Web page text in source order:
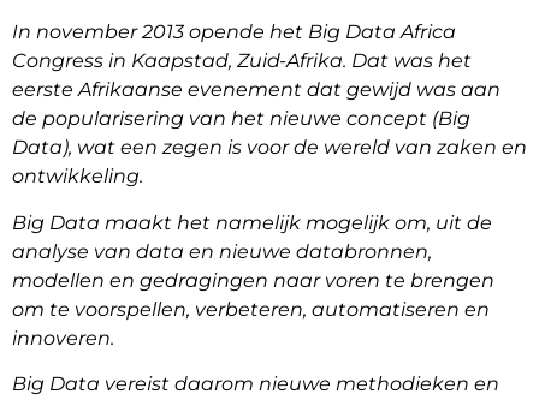
In november 2013 opende het Big Data Africa
Congress in Kaapstad, Zuid-Afrika. Dat was het
eerste Afrikaanse evenement dat gewijd was aan
de popularisering van het nieuwe concept (Big
Data), wat een zegen is voor de wereld van zaken en
ontwikkeling.
Big Data maakt het namelijk mogelijk om, uit de
analyse van data en nieuwe databronnen,
modellen en gedragingen naar voren te brengen
om te voorspellen, verbeteren, automatiseren en
innoveren.
Big Data vereist daarom nieuwe methodieken en